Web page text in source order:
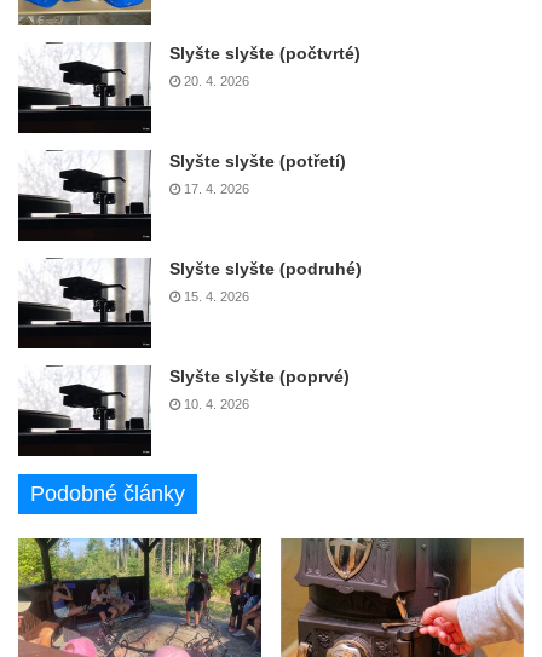
Slyšte slyšte (počtvrté)
20. 4. 2026
Slyšte slyšte (potřetí)
17. 4. 2026
Slyšte slyšte (podruhé)
15. 4. 2026
Slyšte slyšte (poprvé)
10. 4. 2026
Podobné články